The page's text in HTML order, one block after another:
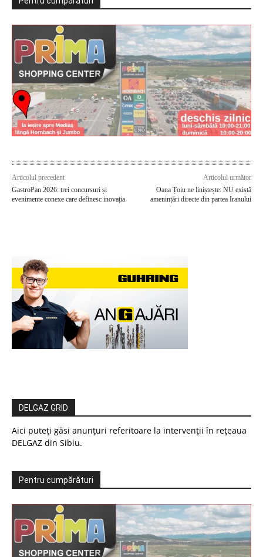
Articolul precedent
GastroPan 2026: trei concursuri și
evenimente conexe care definesc inovația
Articolul următor
Oana Țoiu ne liniștește: NU există
amenințări directe din partea Iranului
DELGAZ GRID
Aici puteți găsi anunțuri referitoare la intervenții în rețeaua
DELGAZ din Sibiu.
Pentru cumpărături